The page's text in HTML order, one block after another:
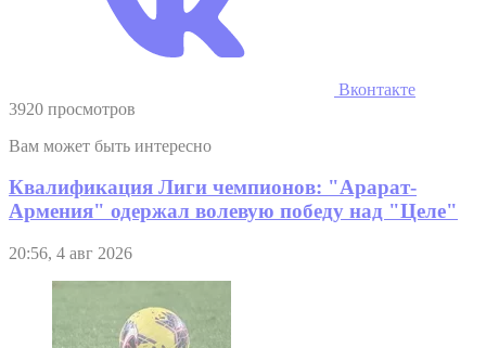
Вконтакте
3920 просмотров
Вам может быть интересно
Квалификация Лиги чемпионов: "Арарат-
Армения" одержал волевую победу над "Целе"
20:56, 4 авг 2026